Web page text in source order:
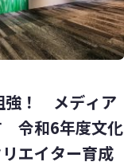
強！ メディア
令和6年度文化
エイター育成